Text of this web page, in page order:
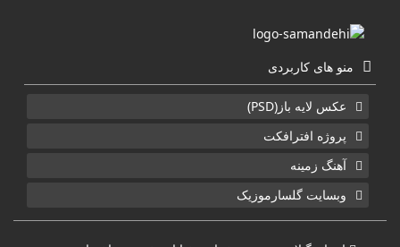
منو های کاربردی
عکس لایه باز(PSD)
پروژه افترافکت
آهنگ زمینه
وبسایت گلسارموزیک